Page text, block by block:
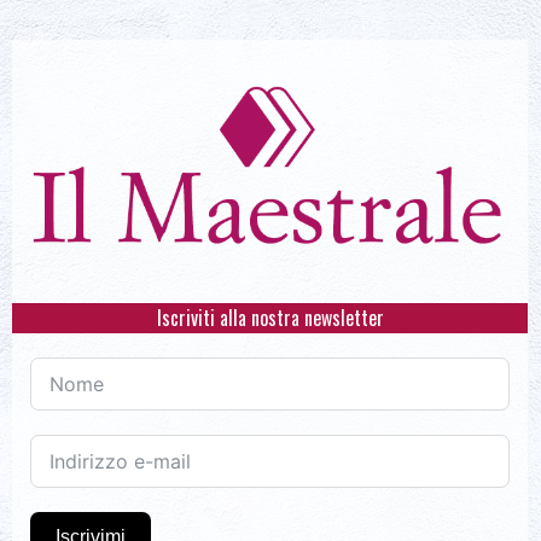
Iscriviti alla nostra newsletter
Iscrivimi